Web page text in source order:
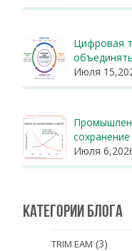
Цифровая
Июля
Июля
Категории блога
TRIM EAM (3)